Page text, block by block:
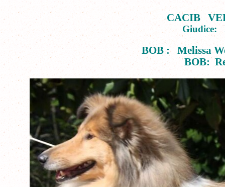
CACIB
Giudice:
BOB : Melissa
BOB: